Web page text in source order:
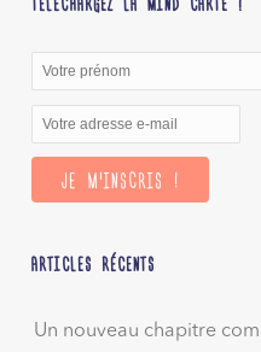
ARTICLES RÉCENTS
Un nouveau chapitre